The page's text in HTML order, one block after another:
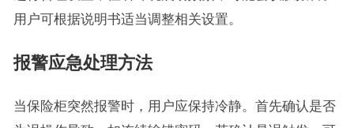
用户可根据说明书适当调整相关设置。
报警应急处理方法
当保险柜突然报警时，用户应保持冷静。首先确认是否